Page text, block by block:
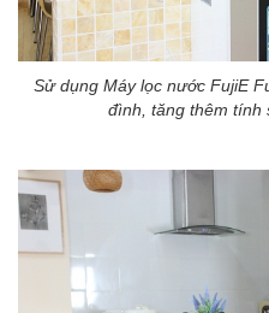
Sử dụng Máy lọc nước FujiE
đình, tăng thêm tính